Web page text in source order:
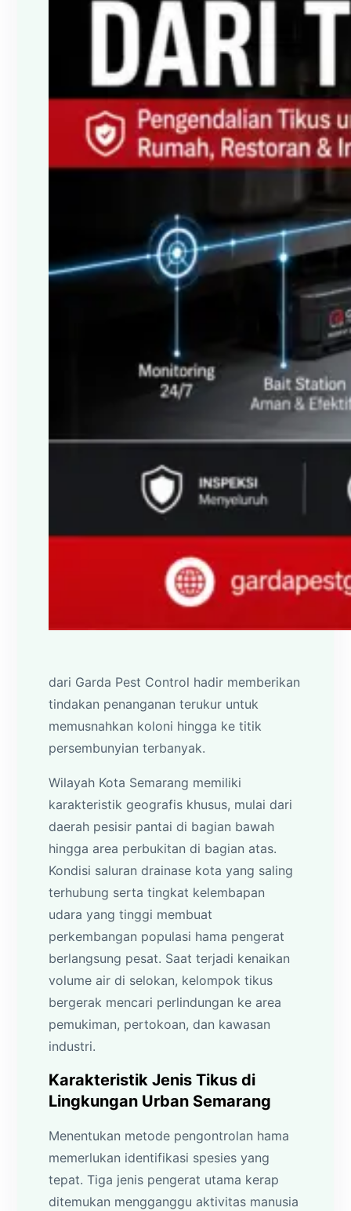
dari Garda Pest Control hadir memberikan
tindakan penanganan terukur untuk
memusnahkan koloni hingga ke titik
persembunyian terbanyak.
Wilayah Kota Semarang memiliki
karakteristik geografis khusus, mulai dari
daerah pesisir pantai di bagian bawah
hingga area perbukitan di bagian atas.
Kondisi saluran drainase kota yang saling
terhubung serta tingkat kelembapan
udara yang tinggi membuat
perkembangan populasi hama pengerat
berlangsung pesat. Saat terjadi kenaikan
volume air di selokan, kelompok tikus
bergerak mencari perlindungan ke area
pemukiman, pertokoan, dan kawasan
industri.
Karakteristik Jenis Tikus di
Lingkungan Urban Semarang
Menentukan metode pengontrolan hama
memerlukan identifikasi spesies yang
tepat. Tiga jenis pengerat utama kerap
ditemukan mengganggu aktivitas manusia